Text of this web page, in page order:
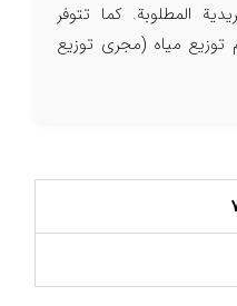
المطلوبة. كما تتوفر
توزيع مياه (مجرى توزيع